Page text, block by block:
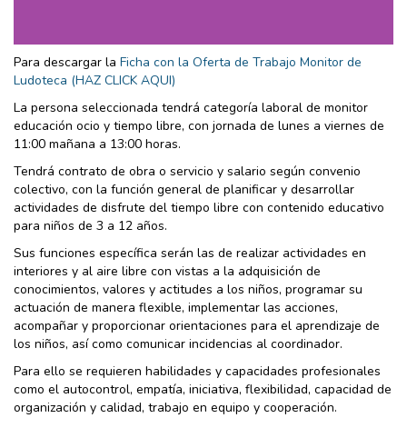
Para descargar la Ficha con la Oferta de Trabajo Monitor de
Ludoteca (HAZ CLICK AQUI)
La persona seleccionada tendrá categoría laboral de monitor
educación ocio y tiempo libre, con jornada de lunes a viernes de
11:00 mañana a 13:00 horas.
Tendrá contrato de obra o servicio y salario según convenio
colectivo, con la función general de planificar y desarrollar
actividades de disfrute del tiempo libre con contenido educativo
para niños de 3 a 12 años.
Sus funciones específica serán las de realizar actividades en
interiores y al aire libre con vistas a la adquisición de
conocimientos, valores y actitudes a los niños, programar su
actuación de manera flexible, implementar las acciones,
acompañar y proporcionar orientaciones para el aprendizaje de
los niños, así como comunicar incidencias al coordinador.
Para ello se requieren habilidades y capacidades profesionales
como el autocontrol, empatía, iniciativa, flexibilidad, capacidad de
organización y calidad, trabajo en equipo y cooperación.